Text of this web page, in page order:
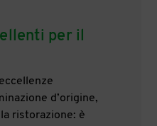
per il
d’origine,
ristorazione: è